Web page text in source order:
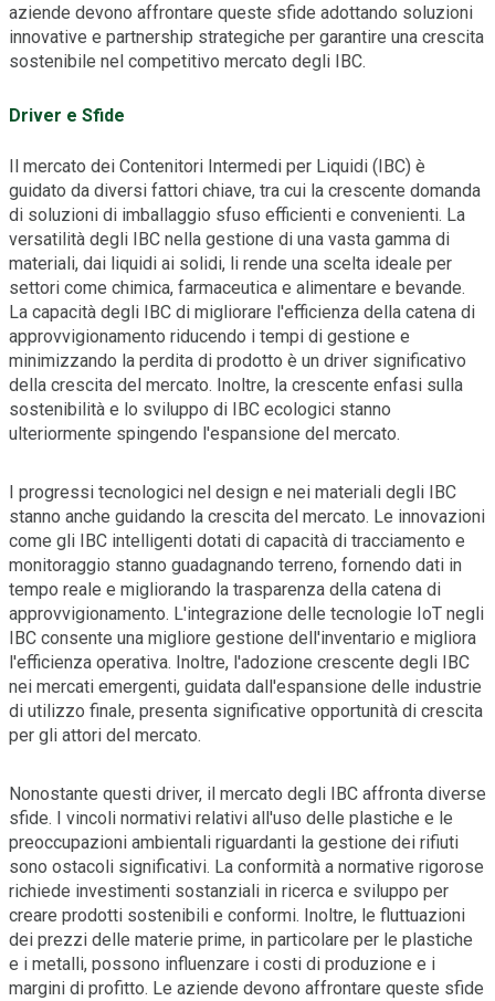
aziende devono affrontare queste sfide adottando soluzioni
innovative e partnership strategiche per garantire una crescita
sostenibile nel competitivo mercato degli IBC.
Driver e Sfide
Il mercato dei Contenitori Intermedi per Liquidi (IBC) è
guidato da diversi fattori chiave, tra cui la crescente domanda
di soluzioni di imballaggio sfuso efficienti e convenienti. La
versatilità degli IBC nella gestione di una vasta gamma di
materiali, dai liquidi ai solidi, li rende una scelta ideale per
settori come chimica, farmaceutica e alimentare e bevande.
La capacità degli IBC di migliorare l'efficienza della catena di
approvvigionamento riducendo i tempi di gestione e
minimizzando la perdita di prodotto è un driver significativo
della crescita del mercato. Inoltre, la crescente enfasi sulla
sostenibilità e lo sviluppo di IBC ecologici stanno
ulteriormente spingendo l'espansione del mercato.
I progressi tecnologici nel design e nei materiali degli IBC
stanno anche guidando la crescita del mercato. Le innovazioni
come gli IBC intelligenti dotati di capacità di tracciamento e
monitoraggio stanno guadagnando terreno, fornendo dati in
tempo reale e migliorando la trasparenza della catena di
approvvigionamento. L'integrazione delle tecnologie IoT negli
IBC consente una migliore gestione dell'inventario e migliora
l'efficienza operativa. Inoltre, l'adozione crescente degli IBC
nei mercati emergenti, guidata dall'espansione delle industrie
di utilizzo finale, presenta significative opportunità di crescita
per gli attori del mercato.
Nonostante questi driver, il mercato degli IBC affronta diverse
sfide. I vincoli normativi relativi all'uso delle plastiche e le
preoccupazioni ambientali riguardanti la gestione dei rifiuti
sono ostacoli significativi. La conformità a normative rigorose
richiede investimenti sostanziali in ricerca e sviluppo per
creare prodotti sostenibili e conformi. Inoltre, le fluttuazioni
dei prezzi delle materie prime, in particolare per le plastiche
e i metalli, possono influenzare i costi di produzione e i
margini di profitto. Le aziende devono affrontare queste sfide